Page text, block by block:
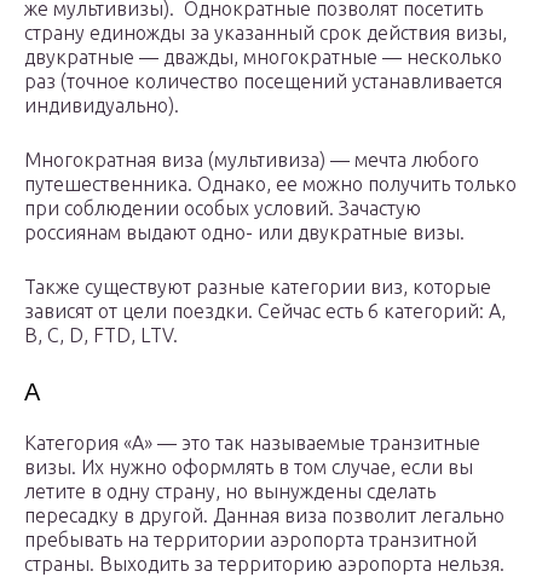
же мультивизы). Однократные позволят посетить
страну единожды за указанный срок действия визы,
двукратные — дважды, многократные — несколько
раз (точное количество посещений устанавливается
индивидуально).
Многократная виза (мультивиза) — мечта любого
путешественника. Однако, ее можно получить только
при соблюдении особых условий. Зачастую
россиянам выдают одно- или двукратные визы.
Также существуют разные категории виз, которые
зависят от цели поездки. Сейчас есть 6 категорий: А,
В, С, D, FТD, LТV.
А
Категория «А» — это так называемые транзитные
визы. Их нужно оформлять в том случае, если вы
летите в одну страну, но вынуждены сделать
пересадку в другой. Данная виза позволит легально
пребывать на территории аэропорта транзитной
страны. Выходить за территорию аэропорта нельзя.